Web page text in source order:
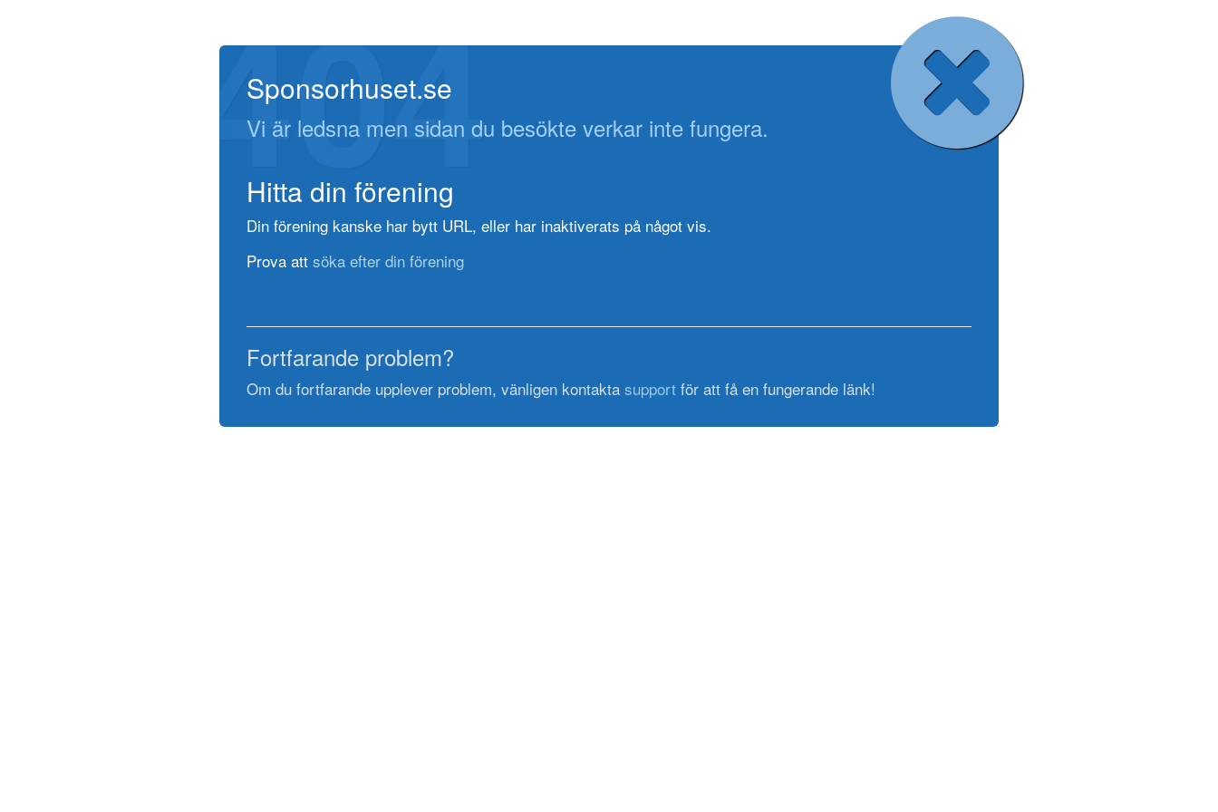
404
Sponsorhuset.se
Vi är ledsna men sidan du besökte verkar inte fungera.
Hitta din förening
Din förening kanske har bytt URL, eller har inaktiverats på något vis.
Prova att söka efter din förening
Fortfarande problem?
Om du fortfarande upplever problem, vänligen kontakta support för att få en fungerande länk!